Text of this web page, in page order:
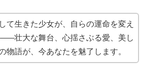
て生きた少女が、自らの運命を変え
壮大な舞台、心揺さぶる愛、美し
物語が、今あなたを魅了します。